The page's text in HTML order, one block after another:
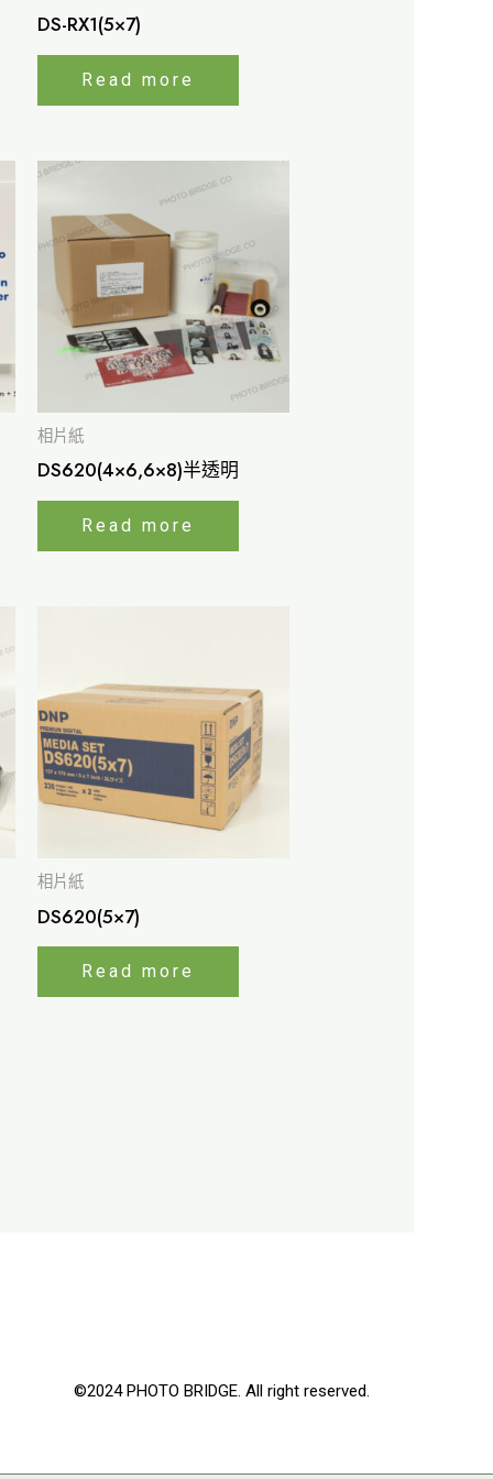
DS-RX1(5×7)
Read more
相片紙
DS620(4×6,6×8)半透明
Read more
相片紙
DS620(5×7)
Read more
©2024 PHOTO BRIDGE. All right reserved.